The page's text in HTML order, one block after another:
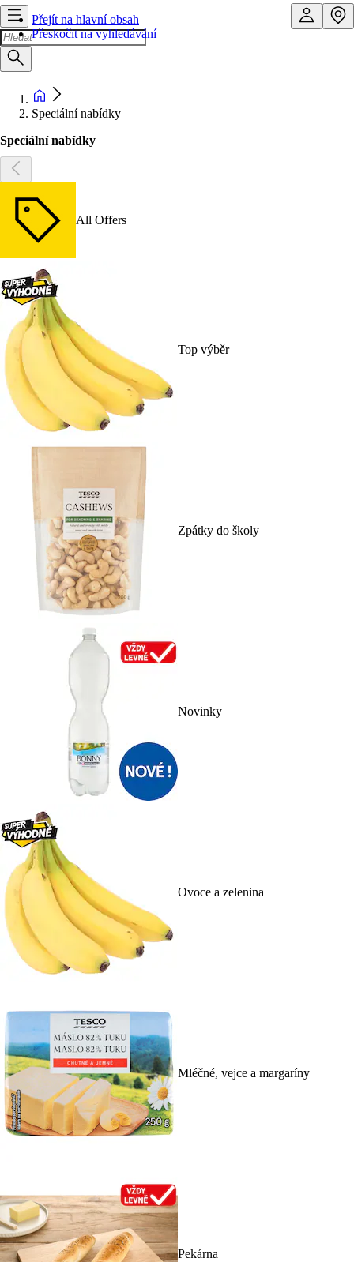
Přejít na hlavní obsah
Přeskočit na vyhledávání
Speciální nabídky
Speciální nabídky
All Offers
Top výběr
Zpátky do školy
Novinky
Ovoce a zelenina
Mléčné, vejce a margaríny
Pekárna